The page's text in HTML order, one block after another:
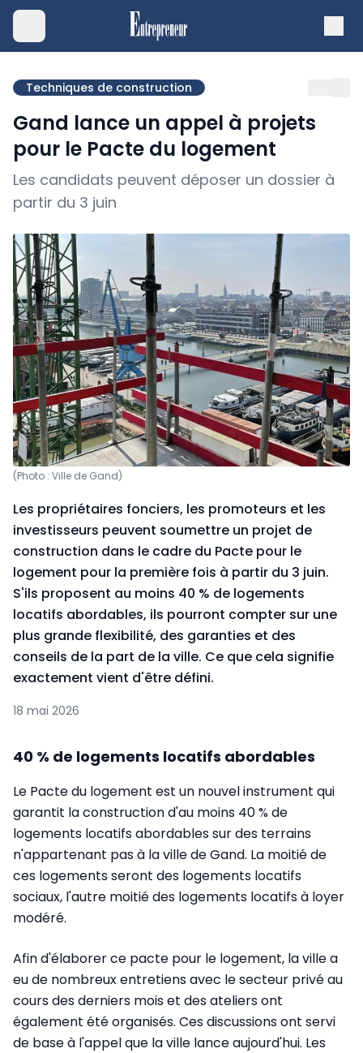
Techniques de construction
Gand lance un appel à projets
pour le Pacte du logement
Les candidats peuvent déposer un dossier à
partir du 3 juin
(Photo : Ville de Gand)
Les propriétaires fonciers, les promoteurs et les
investisseurs peuvent soumettre un projet de
construction dans le cadre du Pacte pour le
logement pour la première fois à partir du 3 juin.
S'ils proposent au moins 40 % de logements
locatifs abordables, ils pourront compter sur une
plus grande flexibilité, des garanties et des
conseils de la part de la ville. Ce que cela signifie
exactement vient d'être défini.
18 mai 2026
40 % de logements locatifs abordables
Le Pacte du logement est un nouvel instrument qui
garantit la construction d'au moins 40 % de
logements locatifs abordables sur des terrains
n'appartenant pas à la ville de Gand. La moitié de
ces logements seront des logements locatifs
sociaux, l'autre moitié des logements locatifs à loyer
modéré.
Afin d'élaborer ce pacte pour le logement, la ville a
eu de nombreux entretiens avec le secteur privé au
cours des derniers mois et des ateliers ont
également été organisés. Ces discussions ont servi
de base à l'appel que la ville lance aujourd'hui. Les